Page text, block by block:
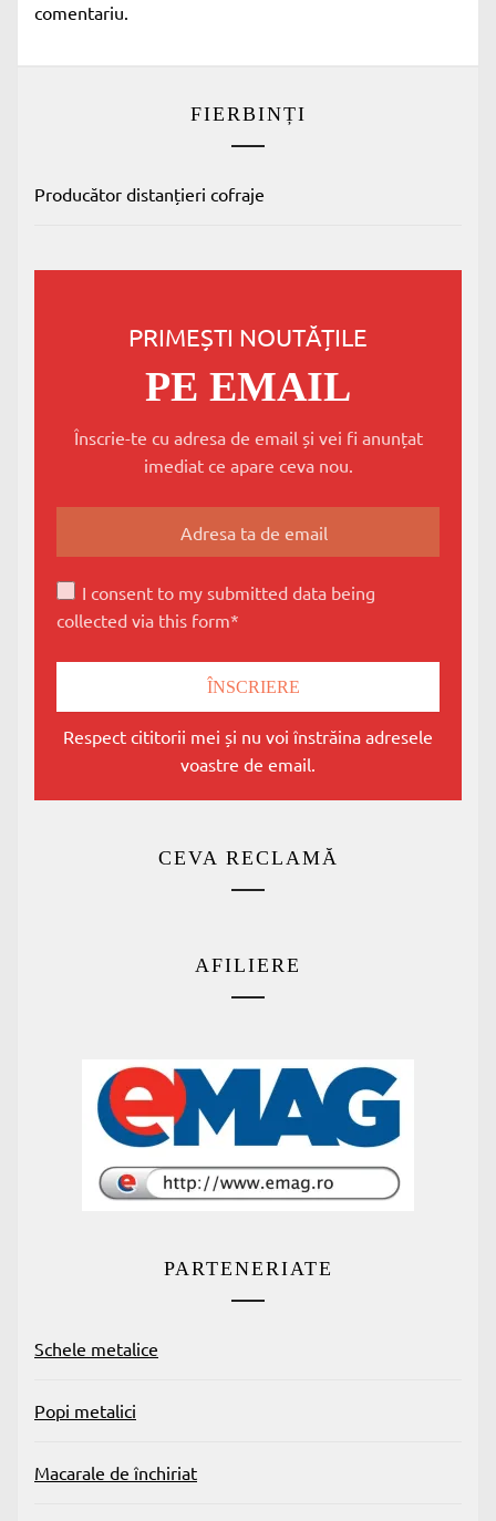
comentariu.
FIERBINȚI
Producător distanțieri cofraje
PRIMEȘTI NOUTĂȚILE
PE EMAIL
Înscrie-te cu adresa de email și vei fi anunțat
imediat ce apare ceva nou.
I consent to my submitted data being
collected via this form*
Respect cititorii mei și nu voi înstrăina adresele
voastre de email.
CEVA RECLAMĂ
AFILIERE
PARTENERIATE
Schele metalice
Popi metalici
Macarale de închiriat